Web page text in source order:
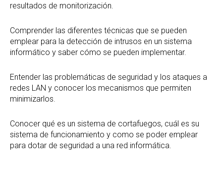
resultados de monitorización.
Comprender las diferentes técnicas que se pueden
emplear para la detección de intrusos en un sistema
informático y saber cómo se pueden implementar.
Entender las problemáticas de seguridad y los ataques a
redes LAN y conocer los mecanismos que permiten
minimizarlos.
Conocer qué es un sistema de cortafuegos, cuál es su
sistema de funcionamiento y como se poder emplear
para dotar de seguridad a una red informática.